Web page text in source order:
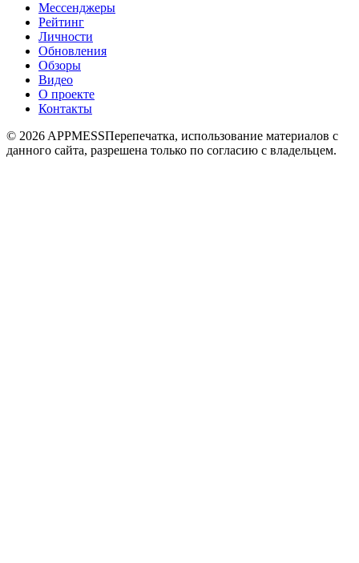
Мессенджеры
Рейтинг
Личности
Обновления
Обзоры
Видео
О проекте
Контакты
© 2026 APPMESSПерепечатка, использование материалов с
данного сайта, разрешена только по согласию с владельцем.